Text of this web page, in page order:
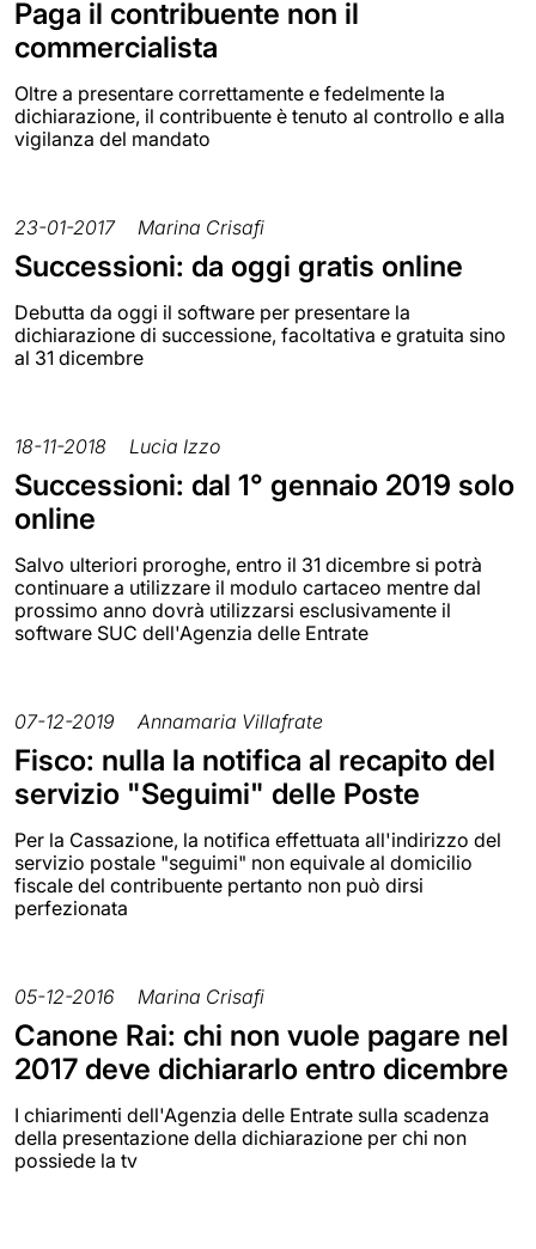
Paga il contribuente non il
commercialista
Oltre a presentare correttamente e fedelmente la
dichiarazione, il contribuente è tenuto al controllo e alla
vigilanza del mandato
23-01-2017 Marina Crisafi
Successioni: da oggi gratis online
Debutta da oggi il software per presentare la
dichiarazione di successione, facoltativa e gratuita sino
al 31 dicembre
18-11-2018 Lucia Izzo
Successioni: dal 1° gennaio 2019 solo
online
Salvo ulteriori proroghe, entro il 31 dicembre si potrà
continuare a utilizzare il modulo cartaceo mentre dal
prossimo anno dovrà utilizzarsi esclusivamente il
software SUC dell'Agenzia delle Entrate
07-12-2019 Annamaria Villafrate
Fisco: nulla la notifica al recapito del
servizio "Seguimi" delle Poste
Per la Cassazione, la notifica effettuata all'indirizzo del
servizio postale "seguimi" non equivale al domicilio
fiscale del contribuente pertanto non può dirsi
perfezionata
05-12-2016 Marina Crisafi
Canone Rai: chi non vuole pagare nel
2017 deve dichiararlo entro dicembre
I chiarimenti dell'Agenzia delle Entrate sulla scadenza
della presentazione della dichiarazione per chi non
possiede la tv